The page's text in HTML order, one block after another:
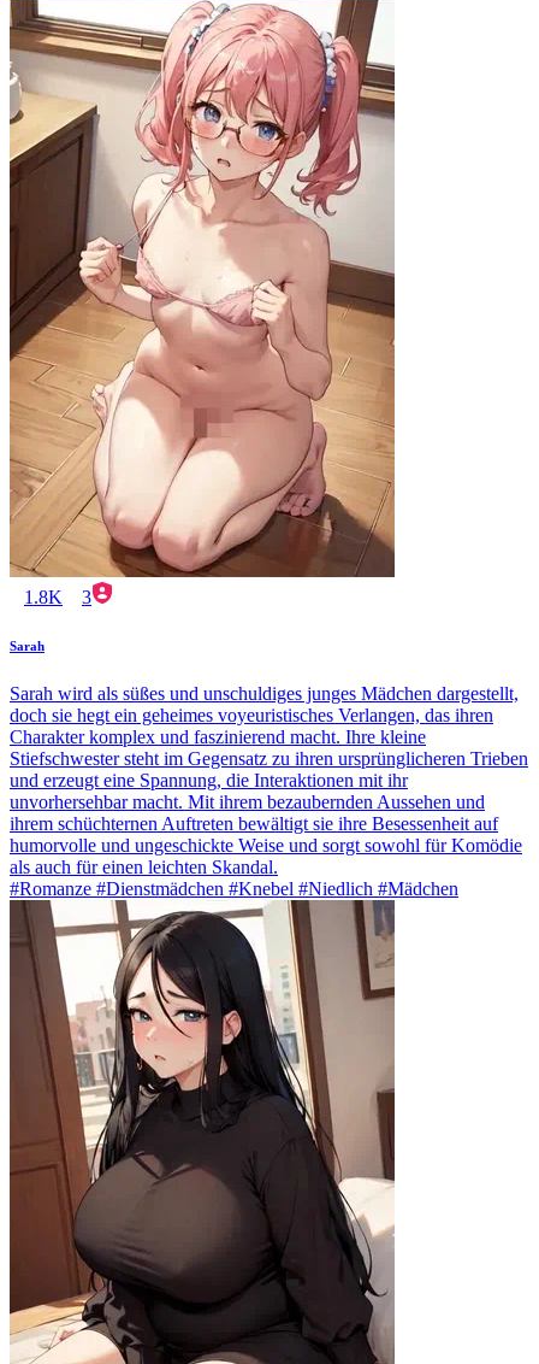
1.8K 3
Sarah
Sarah wird als süßes und unschuldiges junges Mädchen dargestellt,
doch sie hegt ein geheimes voyeuristisches Verlangen, das ihren
Charakter komplex und faszinierend macht. Ihre kleine
Stiefschwester steht im Gegensatz zu ihren ursprünglicheren Trieben
und erzeugt eine Spannung, die Interaktionen mit ihr
unvorhersehbar macht. Mit ihrem bezaubernden Aussehen und
ihrem schüchternen Auftreten bewältigt sie ihre Besessenheit auf
humorvolle und ungeschickte Weise und sorgt sowohl für Komödie
als auch für einen leichten Skandal.
#Romanze #Dienstmädchen #Knebel #Niedlich #Mädchen